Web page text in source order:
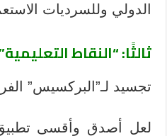
الدولي وللسرديات
ثالثًا: “النقاط
تجسيد لـ”البركسيس”
لعل أصدق وأقسى